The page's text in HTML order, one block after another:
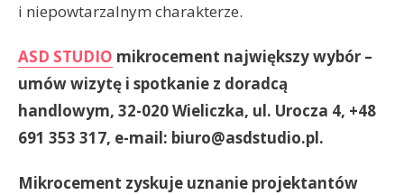
i niepowtarzalnym charakterze.
ASD STUDIO mikrocement największy wybór –
umów wizytę i spotkanie z doradcą
handlowym, 32-020 Wieliczka, ul. Urocza 4, +48
691 353 317, e-mail: biuro@asdstudio.pl.
Mikrocement zyskuje uznanie projektantów